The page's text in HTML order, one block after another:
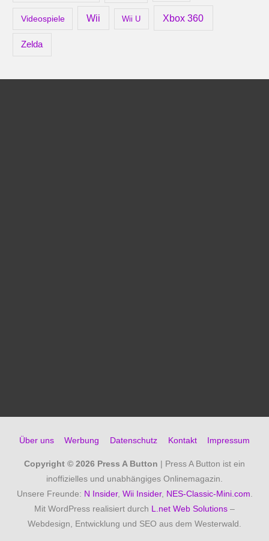
Videospiele Wii Wii U Xbox 360
Zelda
Über uns Werbung Datenschutz Kontakt Impressum
Copyright © 2026 Press A Button | Press A Button ist ein
inoffizielles und unabhängiges Onlinemagazin.
Unsere Freunde: N Insider, Wii Insider, NES-Classic-Mini.com.
Mit WordPress realisiert durch L.net Web Solutions –
Webdesign, Entwicklung und SEO aus dem Westerwald.